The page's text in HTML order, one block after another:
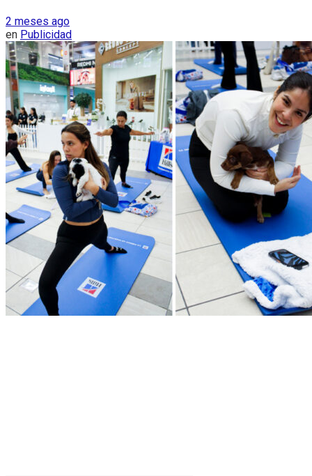
2 meses ago
en Publicidad